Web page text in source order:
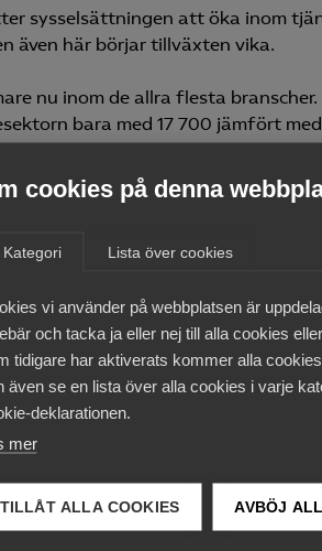
cookies på denna
Kategori Lista över cookies
vi använder på webbplatsen är
och tacka ja eller nej till alla cookies
tidigare har aktiverats kommer alla
även se en lista över alla cookies i varje
deklarationen.
mer
TILLÅT ALLA COOKIES AVBÖJ
sysselsättningen att öka inom
även här börjar tillväxten vika.
nu inom de allra flesta
bara med 17 700 jämfört
på arbetskraft i
men fortfarande
Patrick Joyce.
med 7,8 procent på årsbasis,
inflationen. Den främsta
prisindikator kommer
föraning om att inflationen kan